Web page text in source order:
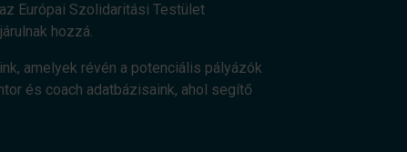
Európai Szolidaritási Testület
hozzá.
amelyek révén a potenciális pályázók
és coach adatbázisaink, ahol segítő